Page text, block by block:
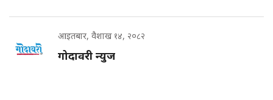
आइतबार, वैशाख १४, २०८२
गोदावरी न्युज